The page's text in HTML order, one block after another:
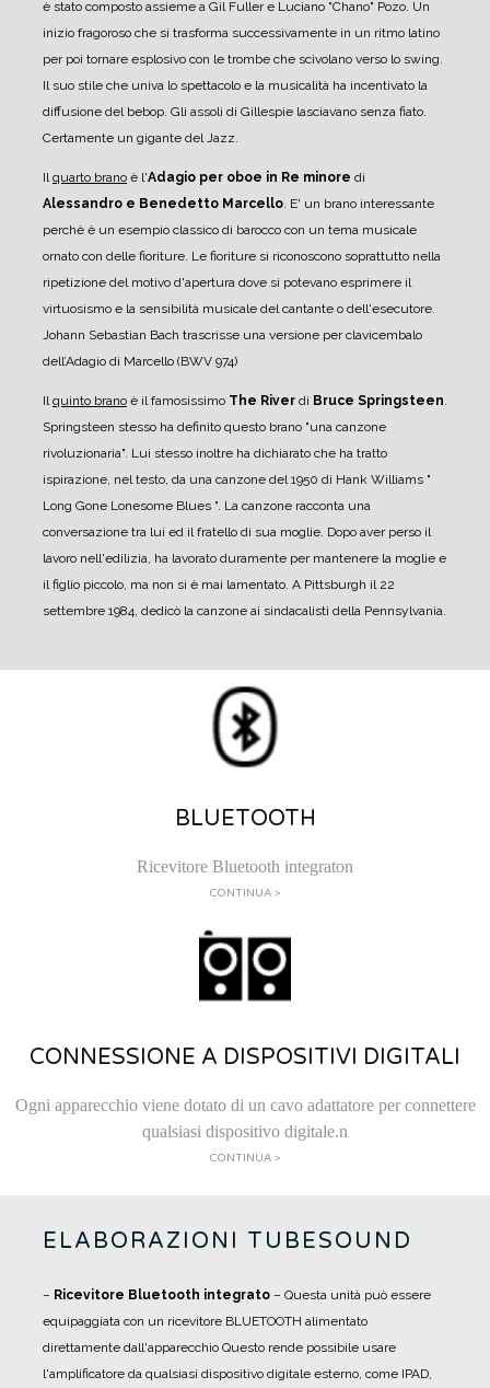
è stato composto assieme a Gil Fuller e Luciano "Chano" Pozo. Un
inizio fragoroso che si trasforma successivamente in un ritmo latino
per poi tornare esplosivo con le trombe che scivolano verso lo swing.
Il suo stile che univa lo spettacolo e la musicalità ha incentivato la
diffusione del bebop. Gli assoli di Gillespie lasciavano senza fiato.
Certamente un gigante del Jazz.
Ilquarto brano è l'Adagio per oboe in Re minore di
Alessandro e Benedetto Marcello. E' un brano interessante
perchè è un esempio classico di barocco con un tema musicale
ornato con delle fioriture. Le fioriture si riconoscono soprattutto nella
ripetizione del motivo d'apertura dove si potevano esprimere il
virtuosismo e la sensibilità musicale del cantante o dell'esecutore.
Johann Sebastian Bach trascrisse una versione per clavicembalo
dell’Adagio di Marcello (BWV 974)
Ilquinto brano è il famosissimo The River di Bruce Springsteen.
Springsteen stesso ha definito questo brano "una canzone
rivoluzionaria". Lui stesso inoltre ha dichiarato che ha tratto
ispirazione, nel testo, da una canzone del 1950 di Hank Williams "
Long Gone Lonesome Blues ". La canzone racconta una
conversazione tra lui ed il fratello di sua moglie. Dopo aver perso il
lavoro nell'edilizia, ha lavorato duramente per mantenere la moglie e
il figlio piccolo, ma non si è mai lamentato. A Pittsburgh il 22
settembre 1984, dedicò la canzone ai sindacalisti della Pennsylvania.
BLUETOOTH
Ricevitore Bluetooth integraton
CONTINUA >
CONNESSIONE A DISPOSITIVI DIGITALI
Ogni apparecchio viene dotato di un cavo adattatore per connettere
qualsiasi dispositivo digitale.n
CONTINUA >
ELABORAZIONI TUBESOUND
– Ricevitore Bluetooth integrato – Questa unità può essere
equipaggiata con un ricevitore BLUETOOTH alimentato
direttamente dall'apparecchio Questo rende possibile usare
l'amplificatore da qualsiasi dispositivo digitale esterno, come IPAD,